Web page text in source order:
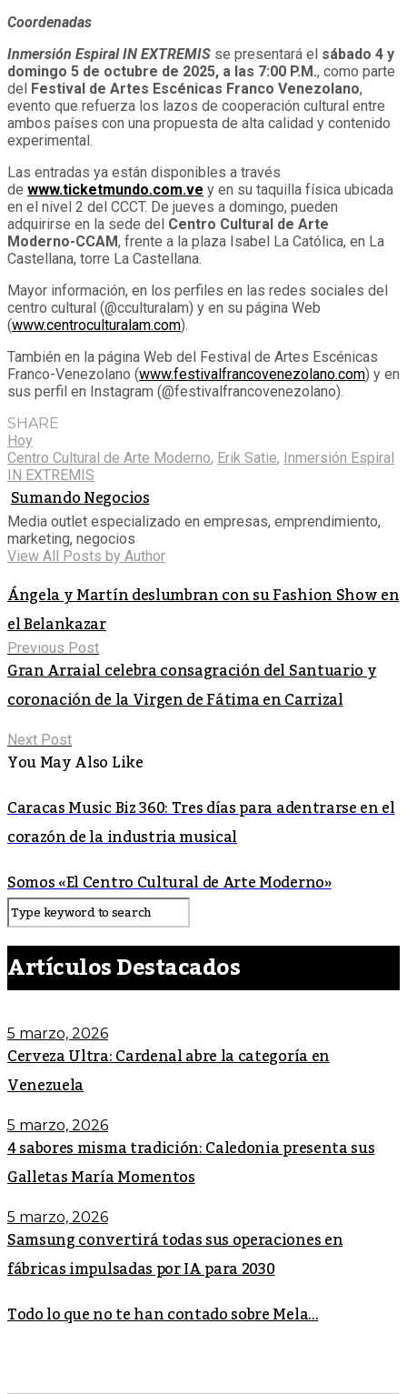
Coordenadas
Inmersión Espiral IN EXTREMIS se presentará el sábado 4 y
domingo 5 de octubre de 2025, a las 7:00 P.M., como parte
del Festival de Artes Escénicas Franco Venezolano,
evento que refuerza los lazos de cooperación cultural entre
ambos países con una propuesta de alta calidad y contenido
experimental.
Las entradas ya están disponibles a través
de www.ticketmundo.com.ve y en su taquilla física ubicada
en el nivel 2 del CCCT. De jueves a domingo, pueden
adquirirse en la sede del Centro Cultural de Arte
Moderno-CCAM, frente a la plaza Isabel La Católica, en La
Castellana, torre La Castellana.
Mayor información, en los perfiles en las redes sociales del
centro cultural (@cculturalam) y en su página Web
(www.centroculturalam.com).
También en la página Web del Festival de Artes Escénicas
Franco-Venezolano (www.festivalfrancovenezolano.com) y en
sus perfil en Instagram (@festivalfrancovenezolano).
SHARE
Hoy
Centro Cultural de Arte Moderno, Erik Satie, Inmersión Espiral
IN EXTREMIS
Sumando Negocios
Media outlet especializado en empresas, emprendimiento,
marketing, negocios
View All Posts by Author
Ángela y Martín deslumbran con su Fashion Show en
el Belankazar
Previous Post
Gran Arraial celebra consagración del Santuario y
coronación de la Virgen de Fátima en Carrizal
Next Post
You May Also Like
Caracas Music Biz 360: Tres días para adentrarse en el
corazón de la industria musical
Somos «El Centro Cultural de Arte Moderno»
Artículos Destacados
5 marzo, 2026
Cerveza Ultra: Cardenal abre la categoría en
Venezuela
5 marzo, 2026
4 sabores misma tradición: Caledonia presenta sus
Galletas María Momentos
5 marzo, 2026
Samsung convertirá todas sus operaciones en
fábricas impulsadas por IA para 2030
Todo lo que no te han contado sobre Mela...